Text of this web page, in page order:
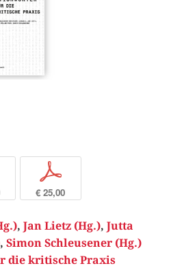
p
€ 25,00
, Jan Lietz (Hg.), Jutta
, Simon Schleusener (Hg.)
die kritische Praxis